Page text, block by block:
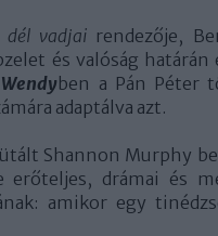
dél vadjai rendezője,
és valóság
Wendyben a Pán Péter
adaptálva azt.
Shannon Murphy
erőteljes, drámai és
amikor egy